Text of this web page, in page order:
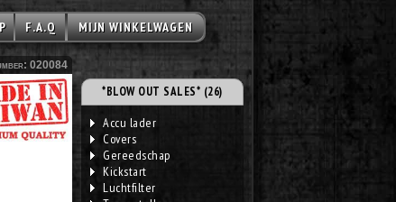
F.A.Q MIJN WINKELWAGEN
020084
*BLOW OUT SALES* (26)
Accu lader
Covers
Gereedschap
Kickstart
Luchtfilter